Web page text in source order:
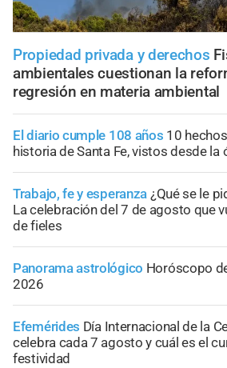
Propiedad privada y derechos
ambientales cuestionan la
regresión en materia ambiental
El diario cumple 108 años 10
historia de Santa Fe, vistos desde la
Trabajo, fe y esperanza ¿Qué se le
La celebración del 7 de agosto que
de fieles
Panorama astrológico Horóscopo
2026
Efemérides Día Internacional de la
celebra cada 7 agosto y cuál es el
festividad